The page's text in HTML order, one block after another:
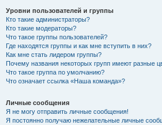
Уровни пользователей и группы
Кто такие администраторы?
Кто такие модераторы?
Что такое группы пользователей?
Где находятся группы и как мне вступить в них?
Как мне стать лидером группы?
Почему названия некоторых групп имеют разные
Что такое группа по умолчанию?
Что означает ссылка «Наша команда»?
Личные сообщения
Я не могу отправить личные сообщения!
Я постоянно получаю нежелательные личные